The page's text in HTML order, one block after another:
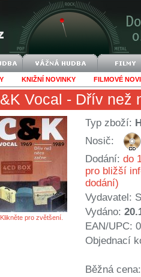
KNIŽNÍ NOVINKY FILMOVÉ
Vocal - Dřív než
Klikněte pro zvětšení.
Typ zboží:
Nosič:
Dodání: do
pro bližší
dodání)
Vydavatel:
Vydáno:
EAN/UPC:
Objednací
Běžná cena: